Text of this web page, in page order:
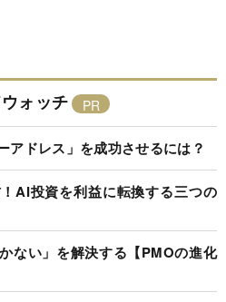
ォッチ
アドレス」を成功させるには？
AI投資を利益に転換する三つの
ない」を解決する【PMOの進化